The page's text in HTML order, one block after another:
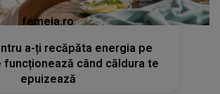
femeia.ro
a-ți recăpăta energia pe
funcționează când căldura te
epuizează